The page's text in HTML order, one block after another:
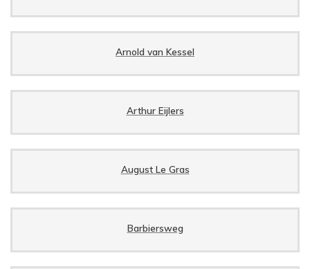
Arnold van Kessel
Arthur Eijlers
August Le Gras
Barbiersweg